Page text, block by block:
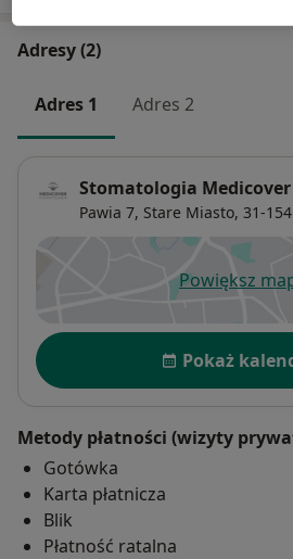
Adresy (2)
Adres 1 Adres 2
Stomatologia
Pawia 7, Stare Miasto, 31-154
Powiększ
Dostępność
Pokaż
Metody płatności (wizyty
Gotówka
Karta płatnicza
Blik
Płatność ratalna